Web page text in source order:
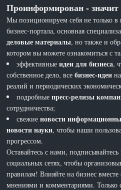
Проинформирован -
Мы позиционируем себя не только в
бизнес-портала, основная
деловые материалы, но также и
котором вы можете ознакомиться с
эффективныеидеи для бизнеса,
собственное дело, всебизнес-идеи
реалий и периодических
подробныепресс-релизы
сотрудничества;
свежиеновости
новости науки, чтобы наши
прогрессом.
Оставайтесь с нами,
социальных сетях, чтобы
правилам! Влияйте на бизнес
мнениями и комментариями. Только